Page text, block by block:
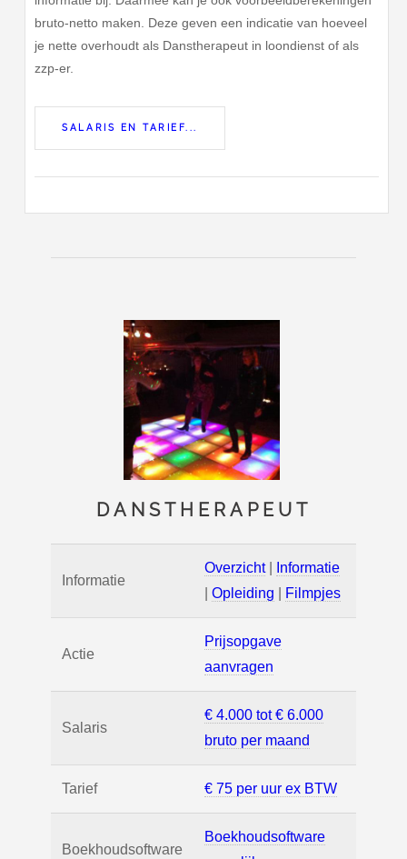
bruto-netto maken. Deze geven een indicatie van hoeveel
je nette overhoudt als Danstherapeut in loondienst of als
zzp-er.
SALARIS EN TARIEF...
DANSTHERAPEUT
Informatie
Overzicht|
Informatie
Opleiding Filmpjes
Actie
Prijsopgave
aanvragen
Salaris
€ 4.000 tot € 6.000
bruto per maand
Tarief € 75 per uur ex BTW
Boekhoudsoftware
Boekhoudsoftware